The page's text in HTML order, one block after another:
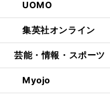
UOMO
集英社オンライン
芸能・情報・スポーツ
Myojo